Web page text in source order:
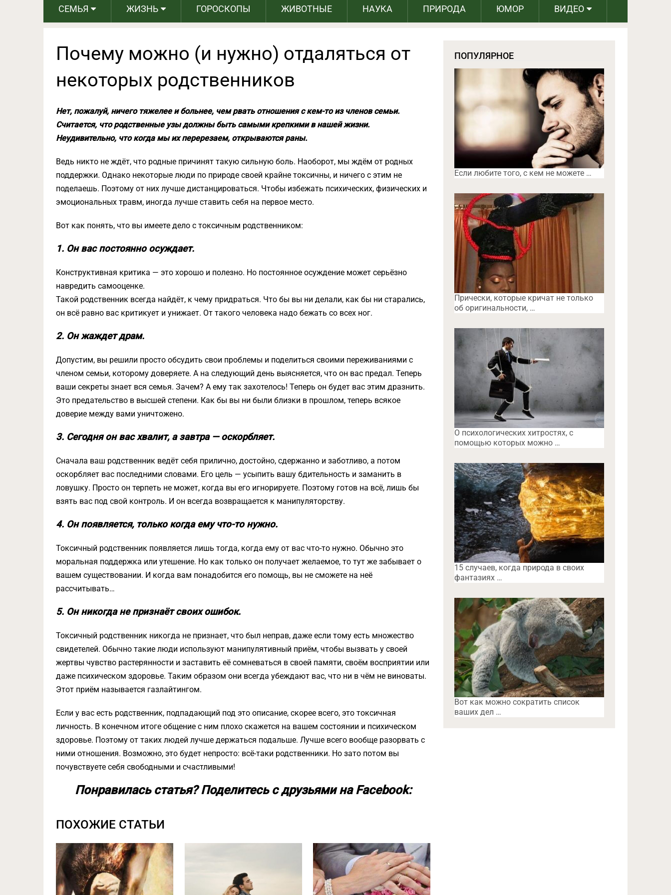
СЕМЬЯ ЖИЗНЬ ГОРОСКОПЫ ЖИВОТНЫЕ НАУКА ПРИРОДА ЮМОР ВИДЕО
Почему можно (и нужно) отдаляться от
некоторых родственников
Нет, пожалуй, ничего тяжелее и больнее, чем рвать отношения с кем-то из членов семьи.
Считается, что родственные узы должны быть самыми крепкими в нашей жизни.
Неудивительно, что когда мы их перерезаем, открываются раны.
Ведь никто не ждёт, что родные причинят такую сильную боль. Наоборот, мы ждём от родных
поддержки. Однако некоторые люди по природе своей крайне токсичны, и ничего с этим не
поделаешь. Поэтому от них лучше дистанцироваться. Чтобы избежать психических, физических и
эмоциональных травм, иногда лучше ставить себя на первое место.
Вот как понять, что вы имеете дело с токсичным родственником:
1. Он вас постоянно осуждает.
Конструктивная критика — это хорошо и полезно. Но постоянное осуждение может серьёзно
навредить самооценке.
Такой родственник всегда найдёт, к чему придраться. Что бы вы ни делали, как бы ни старались,
он всё равно вас критикует и унижает. От такого человека надо бежать со всех ног.
2. Он жаждет драм.
Допустим, вы решили просто обсудить свои проблемы и поделиться своими переживаниями с
членом семьи, которому доверяете. А на следующий день выясняется, что он вас предал. Теперь
ваши секреты знает вся семья. Зачем? А ему так захотелось! Теперь он будет вас этим дразнить.
Это предательство в высшей степени. Как бы вы ни были близки в прошлом, теперь всякое
доверие между вами уничтожено.
3. Сегодня он вас хвалит, а завтра — оскорбляет.
Сначала ваш родственник ведёт себя прилично, достойно, сдержанно и заботливо, а потом
оскорбляет вас последними словами. Его цель — усыпить вашу бдительность и заманить в
ловушку. Просто он терпеть не может, когда вы его игнорируете. Поэтому готов на всё, лишь бы
взять вас под свой контроль. И он всегда возвращается к манипуляторству.
4. Он появляется, только когда ему что-то нужно.
Токсичный родственник появляется лишь тогда, когда ему от вас что-то нужно. Обычно это
моральная поддержка или утешение. Но как только он получает желаемое, то тут же забывает о
вашем существовании. И когда вам понадобится его помощь, вы не сможете на неё
рассчитывать…
5. Он никогда не признаёт своих ошибок.
Токсичный родственник никогда не признает, что был неправ, даже если тому есть множество
свидетелей. Обычно такие люди используют манипулятивный приём, чтобы вызвать у своей
жертвы чувство растерянности и заставить её сомневаться в своей памяти, своём восприятии или
даже психическом здоровье. Таким образом они всегда убеждают вас, что ни в чём не виноваты.
Этот приём называется газлайтингом.
Если у вас есть родственник, подпадающий под это описание, скорее всего, это токсичная
личность. В конечном итоге общение с ним плохо скажется на вашем состоянии и психическом
здоровье. Поэтому от таких людей лучше держаться подальше. Лучше всего вообще разорвать с
ними отношения. Возможно, это будет непросто: всё-таки родственники. Но зато потом вы
почувствуете себя свободными и счастливыми!
Понравилась статья? Поделитесь с друзьями на Facebook:
ПОХОЖИЕ СТАТЬИ
ПОПУЛЯРНОЕ
Если любите того, с кем не можете …
Прически, которые кричат не только
об оригинальности, …
O психологических хитростях, с
помощью которых можно …
15 случаев, когда природа в своих
фантазиях …
Вот как можно сократить список
ваших дел …